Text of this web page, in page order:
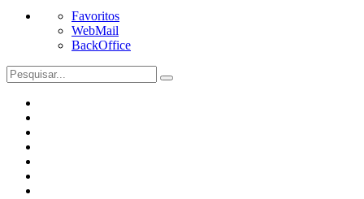
Favoritos
WebMail
BackOffice